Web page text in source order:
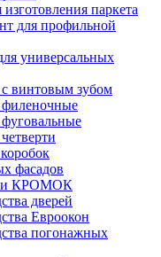
паркета
для профильной
универсальных
винтовым зубом
фасадов
КРОМОК
дверей
Евроокон
погонажных